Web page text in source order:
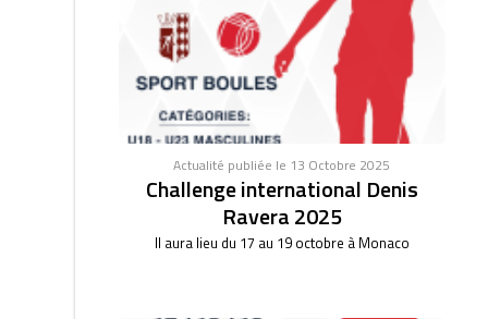
Actualité publiée le 13 Octobre 2025
Challenge international Denis
Ravera 2025
Il aura lieu du 17 au 19 octobre à Monaco